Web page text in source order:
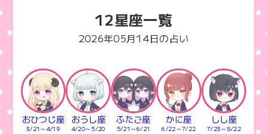
b
o
o
k
Li
n
k
12星座一覧
2026年05月14日の占い
おひつじ座
3/21～4/19
おうし座
4/20～5/20
ふたご座
5/21～6/21
かに座
6/22～7/22
しし座
7/23～8/22